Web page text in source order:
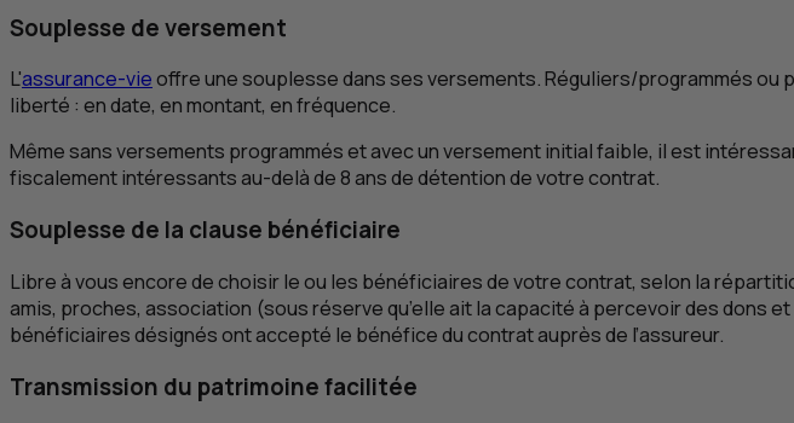
Souplesse de versement
L'assurance-vieoffre une souplesse dans ses versements. Réguliers/programmés
liberté : en date, en montant, en fréquence.
Même sans versements programmés et avec un versement initial faible, il est
fiscalement intéressants au-delà de 8 ans de détention de votre contrat.
Souplesse de la clause bénéficiaire
Libre à vous encore de choisir le ou les bénéficiaires de votre contrat, selon la
amis, proches, association (sous réserve qu’elle ait la capacité à percevoir des dons
bénéficiaires désignés ont accepté le bénéfice du contrat auprès de l’assureur.
Transmission du patrimoine facilitée